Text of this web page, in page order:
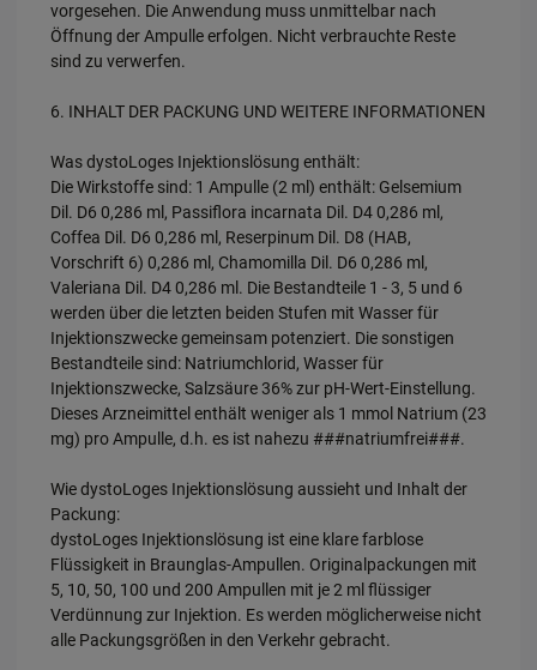
vorgesehen. Die Anwendung muss unmittelbar nach
Öffnung der Ampulle erfolgen. Nicht verbrauchte Reste
sind zu verwerfen.
6. INHALT DER PACKUNG UND WEITERE INFORMATIONEN
Was dystoLoges Injektionslösung enthält:
Die Wirkstoffe sind: 1 Ampulle (2 ml) enthält: Gelsemium
Dil. D6 0,286 ml, Passiflora incarnata Dil. D4 0,286 ml,
Coffea Dil. D6 0,286 ml, Reserpinum Dil. D8 (HAB,
Vorschrift 6) 0,286 ml, Chamomilla Dil. D6 0,286 ml,
Valeriana Dil. D4 0,286 ml. Die Bestandteile 1 - 3, 5 und 6
werden über die letzten beiden Stufen mit Wasser für
Injektionszwecke gemeinsam potenziert. Die sonstigen
Bestandteile sind: Natriumchlorid, Wasser für
Injektionszwecke, Salzsäure 36% zur pH-Wert-Einstellung.
Dieses Arzneimittel enthält weniger als 1 mmol Natrium (23
mg) pro Ampulle, d.h. es ist nahezu ###natriumfrei###.
Wie dystoLoges Injektionslösung aussieht und Inhalt der
Packung:
dystoLoges Injektionslösung ist eine klare farblose
Flüssigkeit in Braunglas-Ampullen. Originalpackungen mit
5, 10, 50, 100 und 200 Ampullen mit je 2 ml flüssiger
Verdünnung zur Injektion. Es werden möglicherweise nicht
alle Packungsgrößen in den Verkehr gebracht.